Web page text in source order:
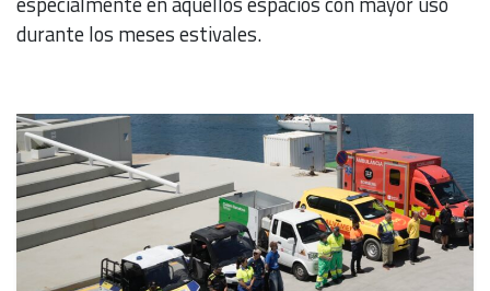
durante los meses estivales.